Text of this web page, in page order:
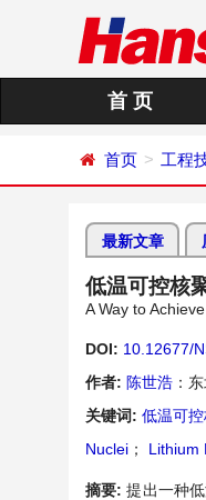
首 页
首页 工程
最新文章
低温可控核
A Way to
DOI: 10.12677/
作者: 陈世浩 ：
关键词: 低温可
Nuclei ； Lithium
摘要:提出一种